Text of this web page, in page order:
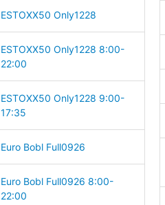
ESTOXX50 Only1228
ESTOXX50 Only1228 8:00-
22:00
ESTOXX50 Only1228 9:00-
17:35
Euro Bobl Full0926
Euro Bobl Full0926 8:00-
22:00